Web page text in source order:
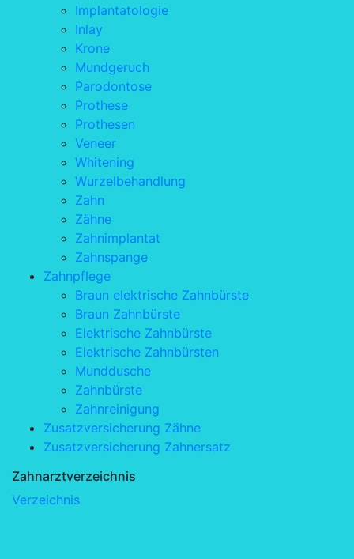
Implantatologie
Inlay
Krone
Mundgeruch
Parodontose
Prothese
Prothesen
Veneer
Whitening
Wurzelbehandlung
Zahn
Zähne
Zahnimplantat
Zahnspange
Zahnpflege
Braun elektrische Zahnbürste
Braun Zahnbürste
Elektrische Zahnbürste
Elektrische Zahnbürsten
Munddusche
Zahnbürste
Zahnreinigung
Zusatzversicherung Zähne
Zusatzversicherung Zahnersatz
Zahnarztverzeichnis
Verzeichnis